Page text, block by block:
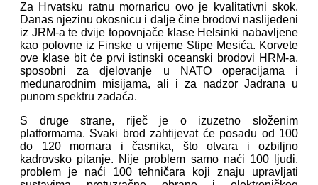
Za Hrvatsku ratnu mornaricu ovo je kvalitativni skok.
Danas njezinu okosnicu i dalje čine brodovi naslijeđeni
iz JRM-a te dvije topovnjače klase Helsinki nabavljene
kao polovne iz Finske u vrijeme Stipe Mesića. Korvete
ove klase bit će prvi istinski oceanski brodovi HRM-a,
sposobni za djelovanje u NATO operacijama i
međunarodnim misijama, ali i za nadzor Jadrana u
punom spektru zadaća.
S druge strane, riječ je o izuzetno složenim
platformama. Svaki brod zahtijevat će posadu od 100
do 120 mornara i časnika, što otvara i ozbiljno
kadrovsko pitanje. Nije problem samo naći 100 ljudi,
problem je naći 100 tehničara koji znaju upravljati